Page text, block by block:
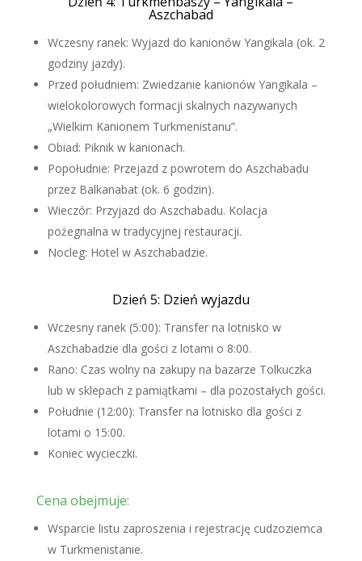
Aszchabad
Wczesny ranek: Wyjazd do kanionów Yangikala (ok. 2
godziny jazdy).
Przed południem: Zwiedzanie kanionów Yangikala –
wielokolorowych formacji skalnych nazywanych
„Wielkim Kanionem Turkmenistanu”.
Obiad: Piknik w kanionach.
Popołudnie: Przejazd z powrotem do Aszchabadu
przez Balkanabat (ok. 6 godzin).
Wieczór: Przyjazd do Aszchabadu. Kolacja
pożegnalna w tradycyjnej restauracji.
Nocleg: Hotel w Aszchabadzie.
Dzień 5: Dzień wyjazdu
Wczesny ranek (5:00): Transfer na lotnisko w
Aszchabadzie dla gości z lotami o 8:00.
Rano: Czas wolny na zakupy na bazarze Tolkuczka
lub w sklepach z pamiątkami – dla pozostałych gości.
Południe (12:00): Transfer na lotnisko dla gości z
lotami o 15:00.
Koniec wycieczki.
Cena obejmuje:
Wsparcie listu zaproszenia i rejestrację cudzoziemca
w Turkmenistanie.